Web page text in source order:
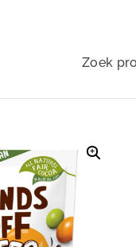
Zoek